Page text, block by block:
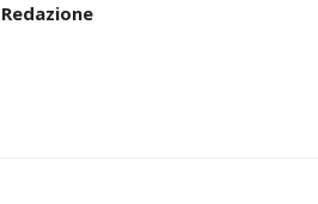
Redazione